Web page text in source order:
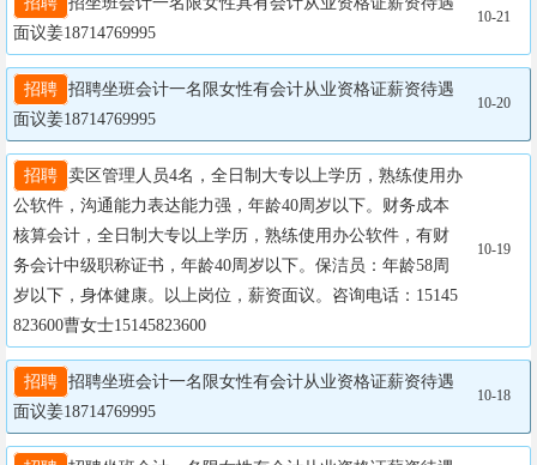
面议姜18714769995
10-21
招聘 招聘坐班会计一名限女性有会计从业资格证薪资待遇
面议姜18714769995
10-20
招聘 卖区管理人员4名，全日制大专以上学历，熟练使用办
公软件，沟通能力表达能力强，年龄40周岁以下。财务成本
核算会计，全日制大专以上学历，熟练使用办公软件，有财
务会计中级职称证书，年龄40周岁以下。保洁员：年龄58周
岁以下，身体健康。以上岗位，薪资面议。咨询电话：15145
823600曹女士15145823600
10-19
招聘 招聘坐班会计一名限女性有会计从业资格证薪资待遇
面议姜18714769995
10-18